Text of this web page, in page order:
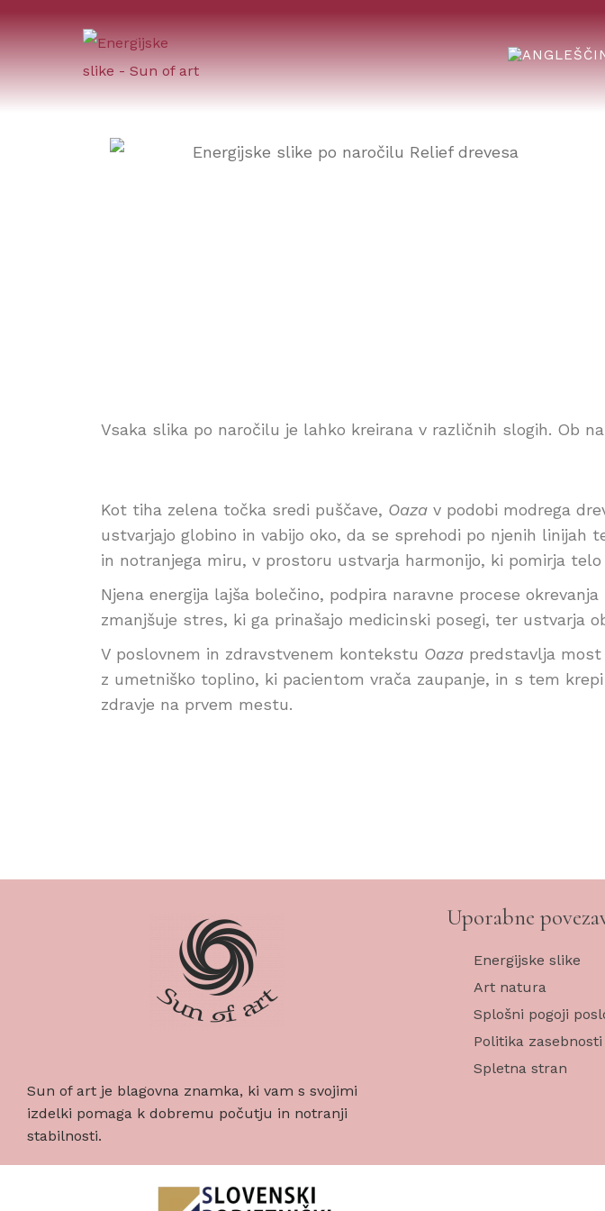
Vsaka slika po naročilu je lahko kreirana v različnih slogih. Ob
Kot tiha zelena točka sredi puščave, Oaza v podobi modrega
ustvarjajo globino in vabijo oko, da se sprehodi po njenih
in notranjega miru, v prostoru ustvarja harmonijo, ki pomirja telo
Njena energija lajša bolečino, podpira naravne procese
zmanjšuje stres, ki ga prinašajo medicinski posegi, ter ustvarja
V poslovnem in zdravstvenem kontekstu Oaza predstavlja most
z umetniško toplino, ki pacientom vrača zaupanje, in s tem
zdravje na prvem mestu.
Sun of art je blagovna znamka, ki vam s svojimi
izdelki pomaga k dobremu počutju in notranji
stabilnosti.
Uporabne
Energijske slike
Art natura
Splošni pogoji
Politika zasebnosti
Spletna stran